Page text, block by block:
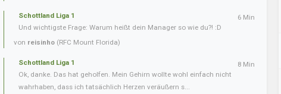
Schottland Liga 1
Und wichtigste Frage: Warum heißt dein Manager so wie du?! :D
von reisinho (RFC Mount Florida)
6 Min
Schottland Liga 1
Ok, danke. Das hat geholfen. Mein Gehirn wollte wohl einfach nicht
wahrhaben, dass ich tatsächlich Herzen veräußern s...
8 Min